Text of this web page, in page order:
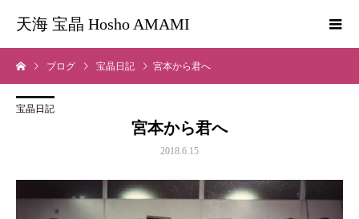
天海 宝晶 Hosho AMAMI
ブログ 宝晶日記 宮本から君へ
宝晶日記
宮本から君へ
2018.6.15